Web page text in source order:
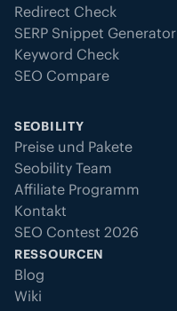
Redirect Check
SERP Snippet Generator
Keyword Check
SEO Compare
SEOBILITY
Preise und Pakete
Seobility Team
Affiliate Programm
Kontakt
SEO Contest 2026
RESSOURCEN
Blog
Wiki